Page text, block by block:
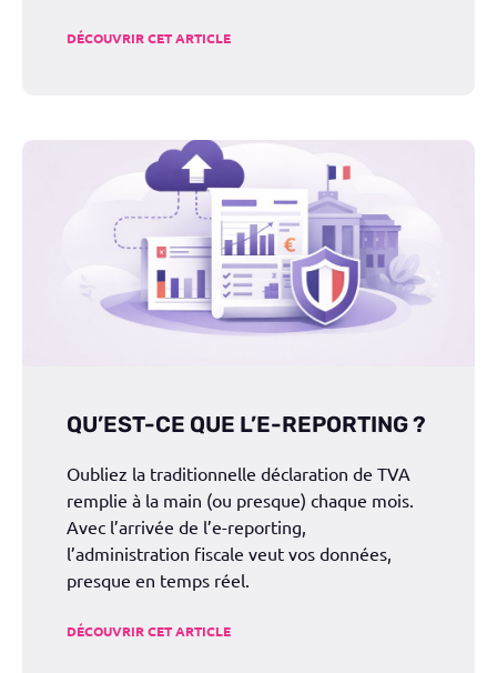
DÉCOUVRIR CET ARTICLE
QU’EST-CE QUE L’E-REPORTING ?
Oubliez la traditionnelle déclaration de TVA
remplie à la main (ou presque) chaque mois.
Avec l’arrivée de l’e-reporting,
l’administration fiscale veut vos données,
presque en temps réel.
DÉCOUVRIR CET ARTICLE